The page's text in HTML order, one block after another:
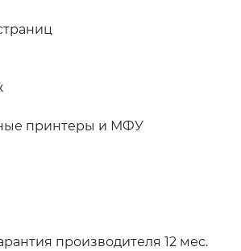
принтеры и МФУ
производителя 12 мес.